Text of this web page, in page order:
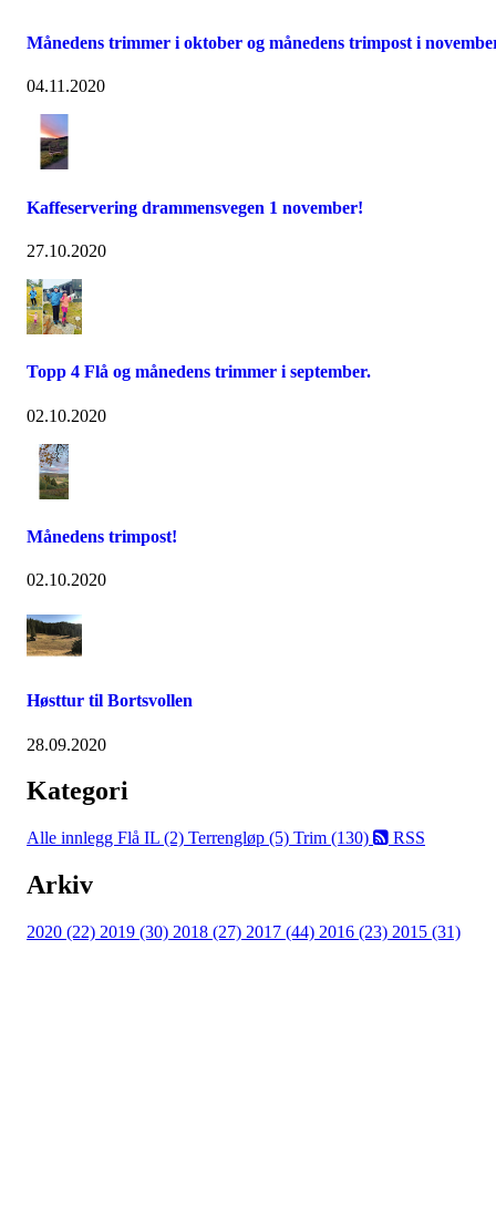
Månedens trimmer i oktober og månedens trimpost i
04.11.2020
Kaffeservering drammensvegen 1 november!
27.10.2020
Topp 4 Flå og månedens trimmer i september.
02.10.2020
Månedens trimpost!
02.10.2020
Høsttur til Bortsvollen
28.09.2020
Kategori
Alle innlegg Flå IL (2) Terrengløp (5) Trim (130) RSS
Arkiv
2020 (22) 2019 (30) 2018 (27) 2017 (44) 2016 (23) 2015 (31)